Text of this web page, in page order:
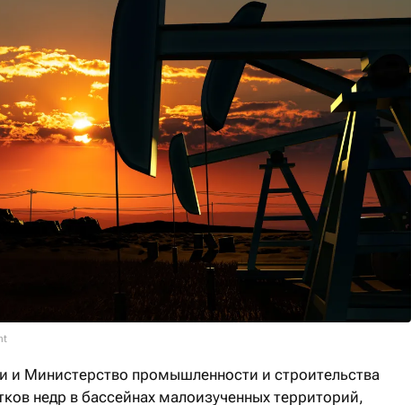
и Министерство промышленности и строительства
недр в бассейнах малоизученных территорий,